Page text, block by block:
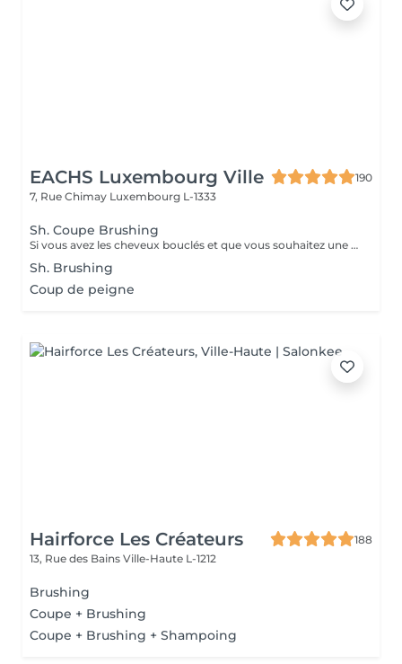
EACHS Luxembourg Ville
190
7, Rue Chimay Luxembourg L-1333
Sh. Coupe Brushing
Si vous avez les cheveux bouclés et que vous souhaitez une coupe sur cheveux secs et une mise en valeur de vos boucles avec les produits adéquats et un séchage au diffuseur, merci de vous diriger vers le service « bar à boucles »
Sh. Brushing
Coup de peigne
Hairforce Les Créateurs
188
13, Rue des Bains Ville-Haute L-1212
Brushing
Coupe + Brushing
Coupe + Brushing + Shampoing